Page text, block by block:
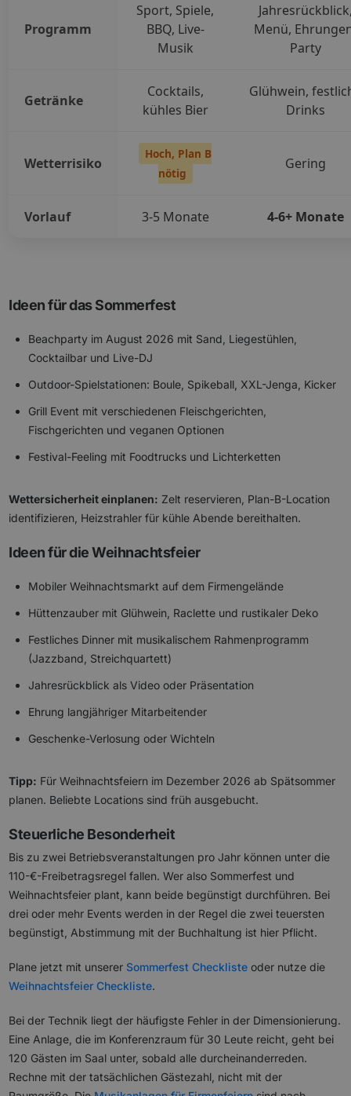
Programm
Sport, Spiele,
BBQ, Live-
Musik
Menü,
Party
Getränke
Cocktails,
kühles Bier
Glühwein,
Drinks
Wetterrisiko
Hoch, Plan B
nötig
Gering
Vorlauf 3-5 Monate 4-6+ Monate
Ideen für das Sommerfest
Beachparty im August 2026 mit Sand, Liegestühlen,
Cocktailbar und Live-DJ
Outdoor-Spielstationen: Boule, Spikeball, XXL-Jenga, Kicker
Grill Event mit verschiedenen Fleischgerichten,
Fischgerichten und veganen Optionen
Festival-Feeling mit Foodtrucks und Lichterketten
Wettersicherheit einplanen: Zelt reservieren, Plan-B-Location
identifizieren, Heizstrahler für kühle Abende bereithalten.
Ideen für die Weihnachtsfeier
Mobiler Weihnachtsmarkt auf dem Firmengelände
Hüttenzauber mit Glühwein, Raclette und rustikaler Deko
Festliches Dinner mit musikalischem Rahmenprogramm
(Jazzband, Streichquartett)
Jahresrückblick als Video oder Präsentation
Ehrung langjähriger Mitarbeitender
Geschenke-Verlosung oder Wichteln
Tipp: Für Weihnachtsfeiern im Dezember 2026 ab Spätsommer
planen. Beliebte Locations sind früh ausgebucht.
Steuerliche Besonderheit
Bis zu zwei Betriebsveranstaltungen pro Jahr können unter die
110-€-Freibetragsregel fallen. Wer also Sommerfest und
Weihnachtsfeier plant, kann beide begünstigt durchführen. Bei
drei oder mehr Events werden in der Regel die zwei teuersten
begünstigt, Abstimmung mit der Buchhaltung ist hier Pflicht.
Plane jetzt mit unserer Sommerfest Checkliste oder nutze die
Weihnachtsfeier Checkliste.
Bei der Technik liegt der häufigste Fehler in der Dimensionierung.
Eine Anlage, die im Konferenzraum für 30 Leute reicht, geht bei
120 Gästen im Saal unter, sobald alle durcheinanderreden.
Rechne mit der tatsächlichen Gästezahl, nicht mit der